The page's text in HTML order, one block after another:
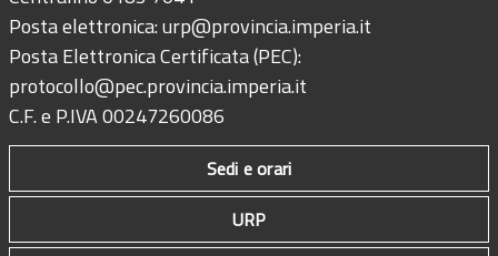
Posta elettronica:urp@provincia.imperia.it
Posta Elettronica Certificata (PEC):
protocollo@pec.provincia.imperia.it
C.F. e P.IVA 00247260086
Sedi e orari
URP